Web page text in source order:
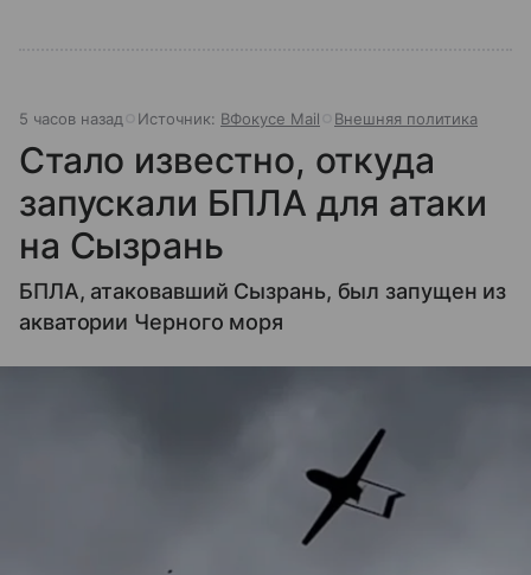
5 часов назад Источник: ВФокусе Mail Внешняя политика
Стало известно, откуда
запускали БПЛА для атаки
на Сызрань
БПЛА, атаковавший Сызрань, был запущен из
акватории Черного моря